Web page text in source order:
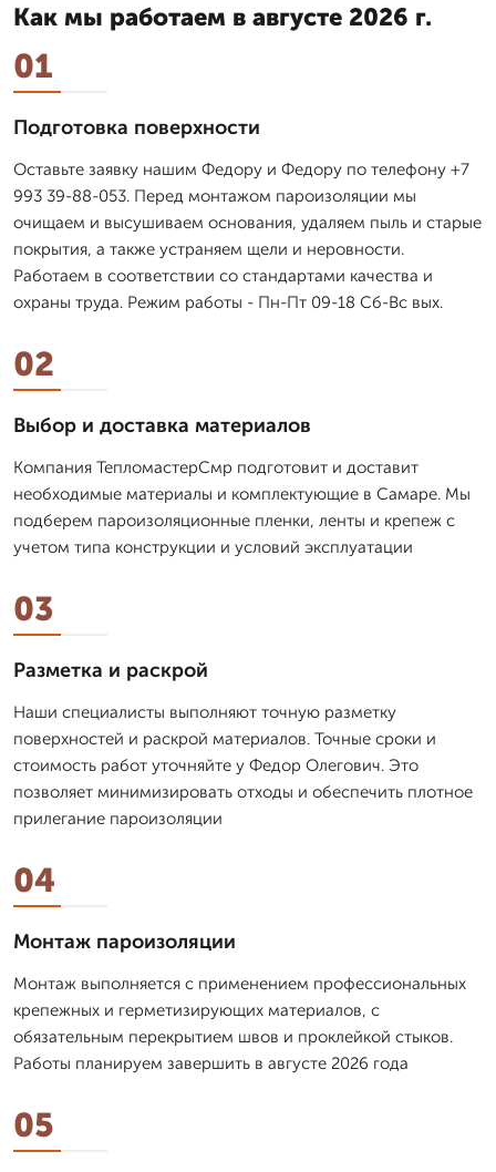
Как мы работаем в августе 2026 г.
01
Подготовка поверхности
Оставьте заявку нашим Федору и Федору по телефону +7
993 39-88-053. Перед монтажом пароизоляции мы
очищаем и высушиваем основания, удаляем пыль и старые
покрытия, а также устраняем щели и неровности.
Работаем в соответствии со стандартами качества и
охраны труда. Режим работы - Пн-Пт 09-18 Сб-Вс вых.
02
Выбор и доставка материалов
Компания ТепломастерСмр подготовит и доставит
необходимые материалы и комплектующие в Самаре. Мы
подберем пароизоляционные пленки, ленты и крепеж с
учетом типа конструкции и условий эксплуатации
03
Разметка и раскрой
Наши специалисты выполняют точную разметку
поверхностей и раскрой материалов. Точные сроки и
стоимость работ уточняйте у Федор Олегович. Это
позволяет минимизировать отходы и обеспечить плотное
прилегание пароизоляции
04
Монтаж пароизоляции
Монтаж выполняется с применением профессиональных
крепежных и герметизирующих материалов, с
обязательным перекрытием швов и проклейкой стыков.
Работы планируем завершить в августе 2026 года
05